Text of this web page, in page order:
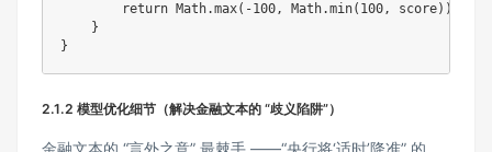
return Math.max( -100, Math.min( 100, score) )
}
}
2.1.2 模型优化细节（解决金融文本的 “歧义陷阱”）